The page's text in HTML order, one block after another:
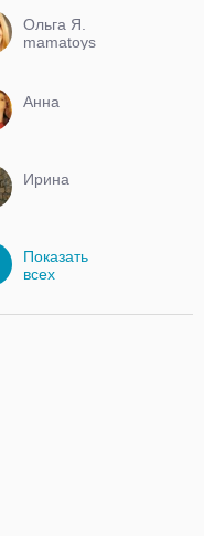
Ольга Я.
mamatoys
Анна
Ирина
Показать
всех